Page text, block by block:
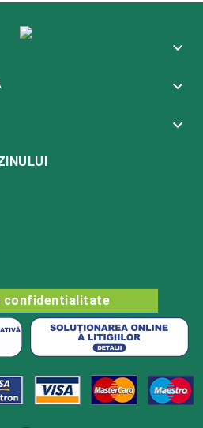



confidentialitate